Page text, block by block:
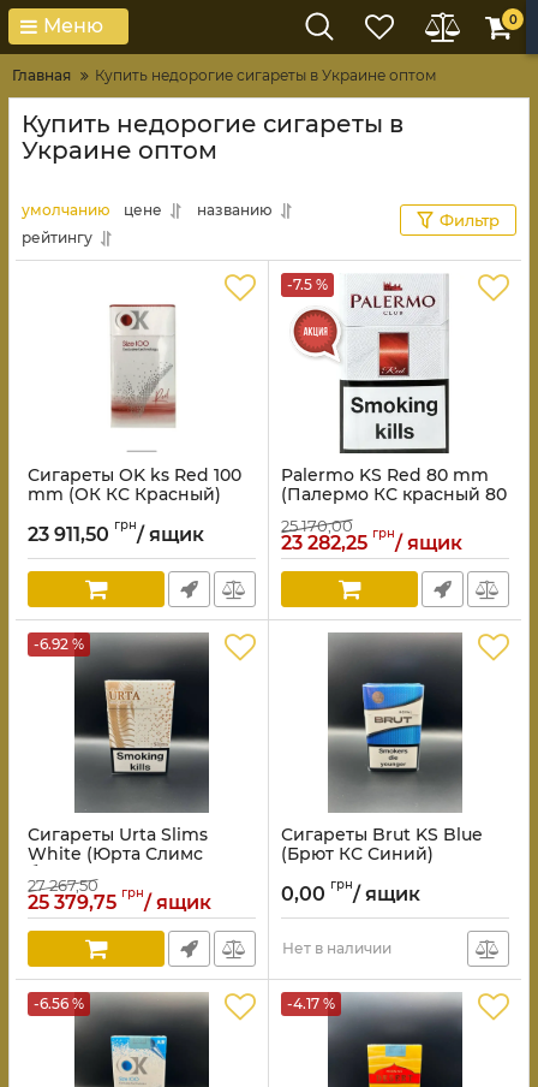
Меню 0
Главная Купить недорогие сигареты в Украине оптом
Купить недорогие сигареты в
Украине оптом
умолчанию цене
названию
рейтингу
Фильтр
Сигареты OK ks Red 100
mm (ОК КС Красный)
23 911,50 грн/ ящик
-7.5 %
Palermo KS Red 80 mm
(Палермо КС красный 80
25 170,00
23 282,25 грн/ ящик
-6.92 %
Сигареты Urta Slims
White (Юрта Слимс
белая)
27 267,50
25 379,75 грн/ ящик
Сигареты Brut KS Blue
(Брют КС Синий)
0,00 грн/ ящик
Нет в наличии
-6.56 % -4.17 %